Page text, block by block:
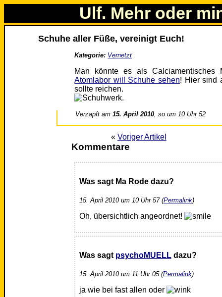
Ulf. Mehr oder
Schuhe aller Füße, vereinigt Euch!
Kategorie: Vernetzt
Man könnte es als Calciamentisches
Atomlabor will Schuhe sehen! Hier sind
sollte reichen.
Verzapft am15. April 2010, so um 10 Uhr 52
« Voriger Artikel
Kommentare
Was sagt Ma Rode dazu?
15. April 2010 um 10 Uhr 57 (Permalink)
Oh, übersichtlich angeordnet!
Was sagt psychoMUELLdazu?
15. April 2010 um 11 Uhr 05 (Permalink)
ja wie bei fast allen oder